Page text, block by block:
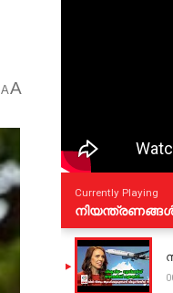
AA
Currently Playing
നിയന്ത്രണങ്ങള്‍